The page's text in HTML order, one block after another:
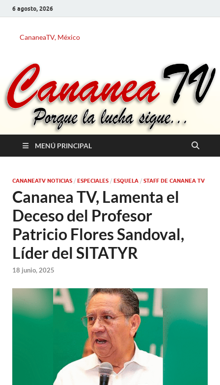
6 agosto, 2026
CananeaTV, México
MENÚ PRINCIPAL
CANANEATV NOTICIAS / ESPECIALES / ESQUELA / STAFF DE CANANEA TV
Cananea TV, Lamenta el
Deceso del Profesor
Patricio Flores Sandoval,
Líder del SITATYR
18 junio, 2025